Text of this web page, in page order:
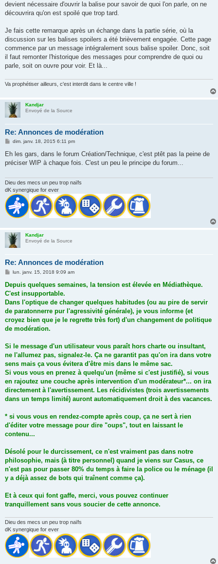
devient nécessaire d'ouvrir la balise pour savoir de quoi l'on parle, on ne
découvrira qu'on est spoilé que trop tard.
Je fais cette remarque après un échange dans la partie série, où la
discussion sur les balises spoilers a été brièvement engagée. Cette page
commence par un message intégralement sous balise spoiler. Donc, soit
il faut remonter l'historique des messages pour comprendre de quoi ou
parle, soit on ouvre pour voir. Et là...
Va prophétiser ailleurs, c'est interdit dans le centre ville !
Kandjar
Envoyé de la Source
Re: Annonces de modération
M
s
a
dim. janv. 18, 2015 6:11 pm
Eh les gars, dans le forum Création/Technique, c'est ptêt pas la peine de
préciser WIP à chaque fois. C'est un peu le principe du forum...
Dieu des mecs un peu trop naïfs
dK synergique for ever
Kandjar
Envoyé de la Source
Re: Annonces de modération
M
s
s
a
g
lun. janv. 15, 2018 9:09 am
Depuis quelques semaines, la tension est élevée en Médiathèque.
C'est insupportable.
Dans l'optique de changer quelques habitudes (ou au pire de servir
de paratonnerre pur l'agressivité générale), je vous informe (et
croyez bien que je le regrette très fort) d'un changement de politique
de modération.
Si le message d'un utilisateur vous paraît hors charte ou insultant,
ne l'allumez pas, signalez-le. Ça ne garantit pas qu'on ira dans votre
sens mais ça vous évitera d'être mis dans le même sac.
Si vous vous en prenez à quelqu'un (même si c'est justifié), si vous
en rajoutez une couche après intervention d'un modérateur*... on ira
directement à l'avertissement. Les récidivistes (trois avertissements
dans un temps limité) auront automatiquement droit à des vacances.
* si vous vous en rendez-compte après coup, ça ne sert à rien
d'éditer votre message pour dire "oups", tout en laissant le
contenu...
Désolé pour le durcissement, ce n'est vraiment pas dans notre
philosophie, mais (à titre personnel) quand je viens sur Casus, ce
n'est pas pour passer 80% du temps à faire la police ou le ménage (il
y a déjà assez de bots qui traînent comme ça).
Et à ceux qui font gaffe, merci, vous pouvez continuer
tranquillement sans vous soucier de cette annonce.
Dieu des mecs un peu trop naïfs
dK synergique for ever